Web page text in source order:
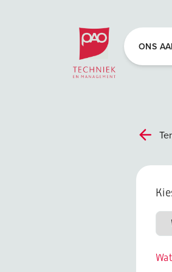
Postacademische
ONS